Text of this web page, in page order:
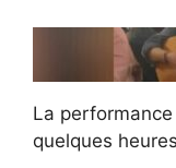
La
quelques